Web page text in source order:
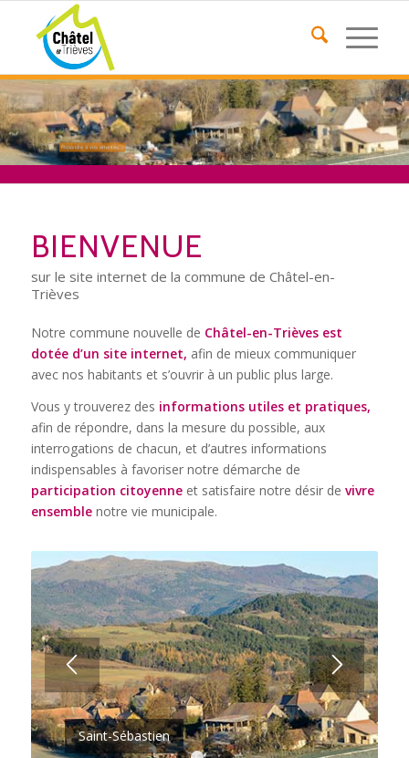
Répondre à vos attentes...
BIENVENUE
sur le site internet de la commune de Châtel-en-
Trièves
Notre commune nouvelle de Châtel-en-Trièves est
dotée d’un site internet, afin de mieux communiquer
avec nos habitants et s’ouvrir à un public plus large.
Vous y trouverez des informations utiles et pratiques,
afin de répondre, dans la mesure du possible, aux
interrogations de chacun, et d’autres informations
indispensables à favoriser notre démarche de
participation citoyenneet satisfaire notre désir de vivre
ensemblenotre vie municipale.
Saint-Sébastien